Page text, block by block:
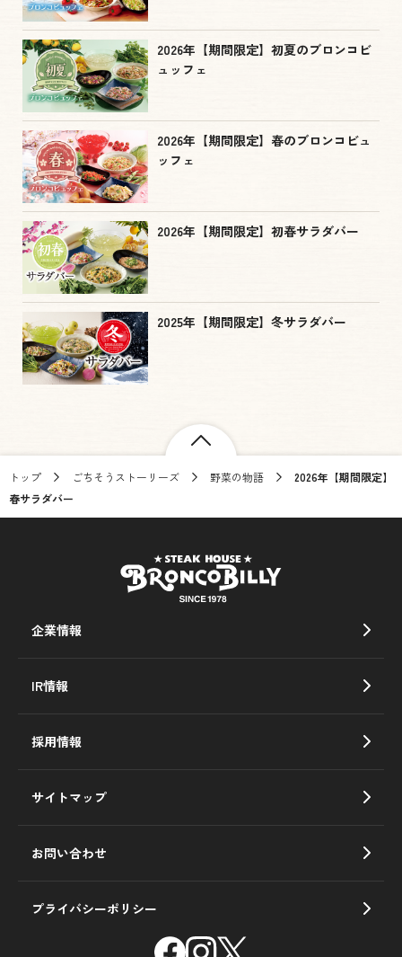
2026年【期間限定】初夏のブロンコビ
ュッフェ
2026年【期間限定】春のブロンコビュ
ッフェ
2026年【期間限定】初春サラダバー
2025年【期間限定】冬サラダバー
トップ ごちそうストーリーズ 野菜の物語
2026年【期間限定】
春サラダバー
企業情報
IR情報
採用情報
サイトマップ
お問い合わせ
プライバシーポリシー